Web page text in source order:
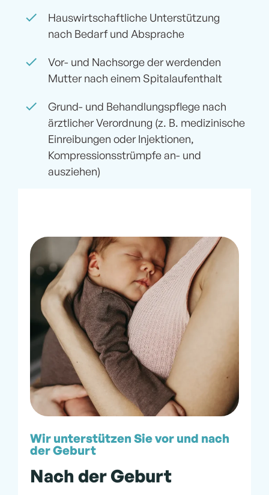
Hauswirtschaftliche Unterstützung
nach Bedarf und Absprache
Vor- und Nachsorge der werdenden
Mutter nach einem Spitalaufenthalt
Grund- und Behandlungspflege nach
ärztlicher Verordnung (z. B. medizinische
Einreibungen oder Injektionen,
Kompressionsstrümpfe an- und
ausziehen)
Wir unterstützen Sie vor und nach
der Geburt
Nach der Geburt